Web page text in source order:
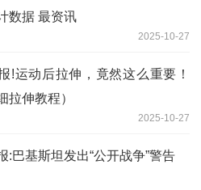
数据 最资讯
2025-10-27
!运动后拉伸，竟然这么重要！
拉伸教程）
2025-10-27
:巴基斯坦发出“公开战争”警告